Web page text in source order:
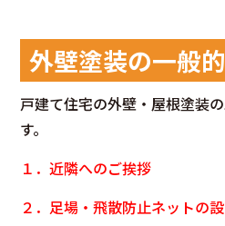
外壁塗装の一般
戸建て住宅の外壁・屋根塗装
す。
１．近隣へのご挨拶
２．足場・飛散防止ネットの